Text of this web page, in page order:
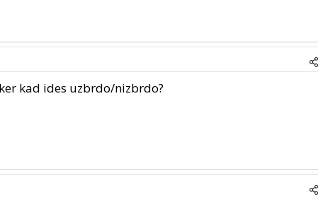
kad ides uzbrdo/nizbrdo?